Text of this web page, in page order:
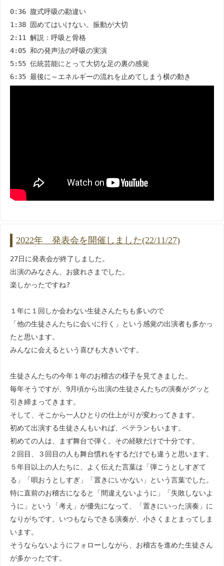
0:36 腹式呼吸の勘違い
1:38 固めてはいけない。振動が大切
2:11 解説：呼吸と骨格
4:05 和の発声法の呼吸の実演
5:55 伝統芸能にとって大切な足の裏の感覚
6:35 最後に～エネルギーの流れを止めてしまう横の動き
2022年 発表会を開催しました(22/11/27)
27日に発表会が終了しました。
出演のみなさん、お疲れさまでした。
楽しかったですね?
１年に１回しか会わない生徒さんたちも多いので
「他の生徒さんたちに会いに行く」という感覚の出演者も多かっ
たと思います。
みんなに会えるという喜びも大きいです。
生徒さんたちの今年１年のお稽古の様子を見てきました。
毎年そうですが、9月頃から出演の生徒さんたちの演奏がグッと
引き締まってきます。
そして、そこから一人ひとりの仕上がりが変わってきます。
初めて出演する生徒さんもいれば、ベテランもいます。
初めての人は、まず舞台で弾く。その経験だけで十分です。
２回目、３回目の人も舞台慣れをするだけでも違うと思います。
５年目以上の人たちに、よく伝えた言葉は「弾こうとしすぎて
る」「唄おうとしすぎ」「置きにいかない」という言葉でした。
特に直前のお稽古になると「間違えないように」「失敗しないよ
うに」という「考え」が優先になって、「置きにいった演奏」に
なりがちです。いつもならできる演奏が、小さくまとまってしま
います。
そうならないようにフォローしながら、お稽古を進めた生徒さん
が多かったです。